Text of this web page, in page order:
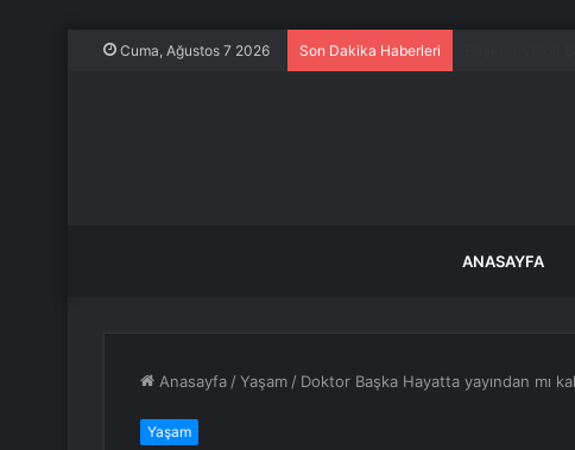
Cuma, Ağustos 7 2026 Son Dakika Haberleri
ANASAYFA
Anasayfa /Yaşam / Doktor Başka Hayatta yayından mı
Yaşam